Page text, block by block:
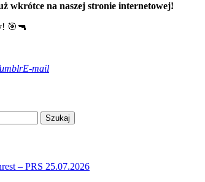
wkrótce na naszej stronie internetowej!
🎯🔫
E-mail